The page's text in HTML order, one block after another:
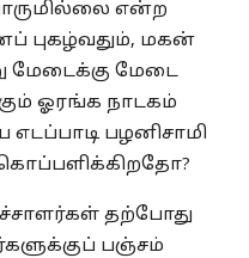
என்ற
புகழ்வதும், மகன்
மேடைக்கு மேடை
ஓரங்க நாடகம்
பழனிசாமி
தற்போது
பஞ்சம்